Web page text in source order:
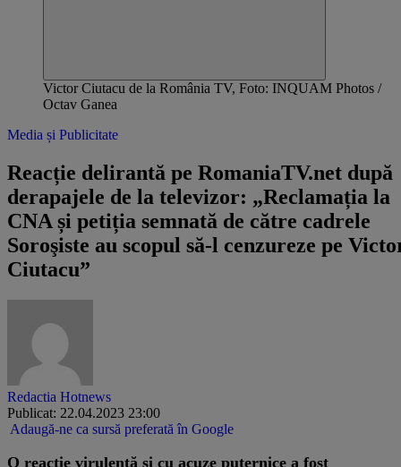
Victor Ciutacu de la România TV, Foto: INQUAM Photos /
Octav Ganea
Media și Publicitate
Reacție delirantă pe RomaniaTV.net după
derapajele de la televizor: „Reclamația la
CNA și petiția semnată de către cadrele
Soroşiste au scopul să-l cenzureze pe
Ciutacu”
Redactia Hotnews
Publicat: 22.04.2023 23:00
Adaugă-ne ca sursă preferată în Google
O reacție virulentă și cu acuze puternice a fost